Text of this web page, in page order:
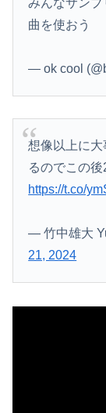
曲を使おう
— ok cool
想像以上に
るのでこの後
https://t.co/
— 竹中雄大
21, 2024